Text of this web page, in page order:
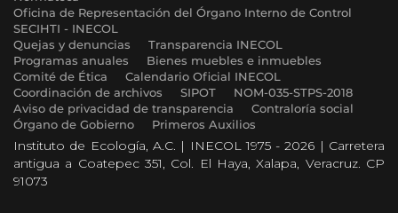
Oficina de Representación del Órgano Interno de Control
SECIHTI - INECOL
Quejas y denuncias
Transparencia INECOL
Programas anuales
Bienes muebles e inmuebles
Comité de Ética
Calendario Oficial INECOL
Coordinación de archivos
SIPOT
NOM-035-STPS-2018
Aviso de privacidad de transparencia
Contraloría social
Órgano de Gobierno
Primeros Auxilios
Instituto de Ecología, A.C. | INECOL 1975 - 2026 | Carretera
antigua a Coatepec 351, Col. El Haya, Xalapa, Veracruz. CP
91073